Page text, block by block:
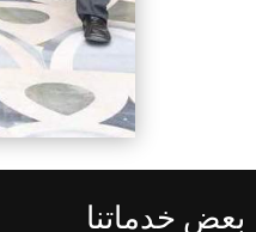
بعض خدماتنا